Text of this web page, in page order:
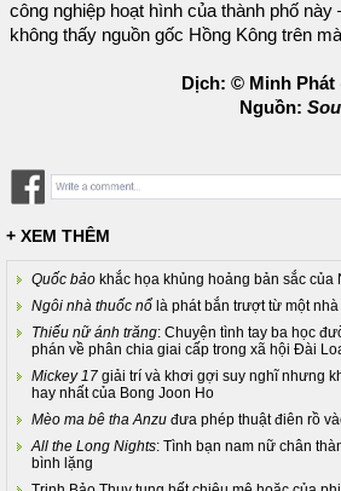
công nghiệp hoạt hình của thành phố
không thấy nguồn gốc Hồng Kông trên
Dịch: © Minh Phát
Nguồn:
+ XEM THÊM
Quốc bảo khắc họa khủng hoảng bản sắc của
Ngôi nhà thuốc nổ là phát bắn trượt từ một
Thiếu nữ ánh trăng: Chuyện tình tay ba học
phán về phân chia giai cấp trong xã hội Đài
Mickey 17 giải trí và khơi gợi suy nghĩ nhưng
hay nhất của Bong Joon Ho
Mèo ma bê tha Anzu đưa phép thuật điên rồ
All the Long Nights: Tình bạn nam nữ chân
bình lặng